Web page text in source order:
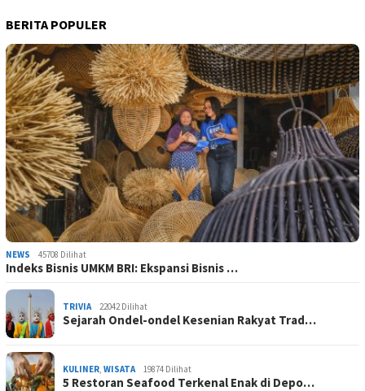
BERITA POPULER
NEWS 45708 Dilihat
Indeks Bisnis UMKM BRI: Ekspansi Bisnis …
TRIVIA 22042 Dilihat
Sejarah Ondel-ondel Kesenian Rakyat Trad…
KULINER WISATA 19874 Dilihat
5 Restoran Seafood Terkenal Enak di Depo…